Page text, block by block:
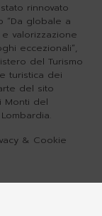
rinnovato
“Da globale a
valorizzazione
eccezionali”,
del Turismo
turistica dei
del sito
Monti del
& Cookie